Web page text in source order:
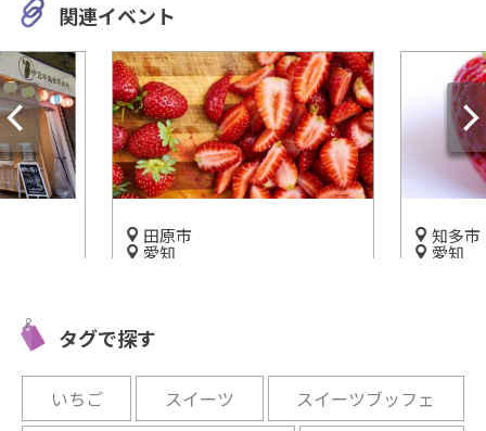
関連イベント
王国】メロンとイチゴの王国
でイチゴ狩り♪
タグで探す
いちご スイーツ
スイーツブッフェ